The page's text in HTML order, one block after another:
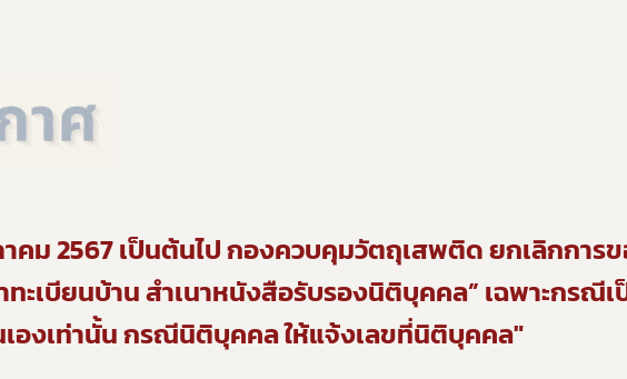
ม 2567 เป็นต้นไปกองควบคุมวัตถุเสพติด ยกเลิกการข
ทะเบียนบ้าน สำเนาหนังสือรับรองนิติบุคคล” เฉพาะกรณี
งเท่านั้น กรณีนิติบุคคล ให้แจ้งเลขที่นิติบุคคล"
Subscribe